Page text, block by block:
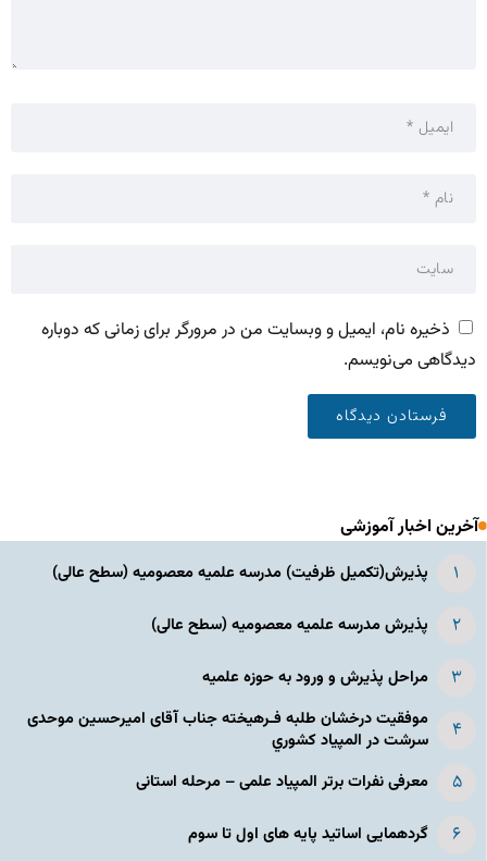
ذخیره نام، ایمیل و وبسایت من در مرورگر برای زمانی که دوباره
دیدگاهی می‌نویسم.
آخرین اخبار آموزشی
پذیرش(تکمیل ظرفیت) مدرسه علمیه معصومیه‌ (سطح عالی)
پذیرش مدرسه علمیه معصومیه‌ (سطح عالی)
مراحل پذیرش و ورود به حوزه علمیه
موفقیت درخشان طلبه فـرهیخته جناب آقای امیرحسین موحدی
سرشت در المپياد كشوري
معرفی نفرات برتر المپیاد علمی – مرحله استانی
گردهمایی اساتید پایه های اول تا سوم